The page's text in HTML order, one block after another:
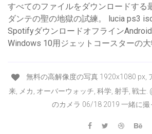
すべてのファイルをダウンロードする
ダンテの聖の地獄の試練。 lucia ps3
SpotifyダウンロードオフラインAndroid
Windows 10用ジェットコースターの
無料の高解像度の写真 1920x1080 px,
来, メカ, オーバーウォッチ, 科学, 射手, 戦士.
のカメラ 06/18 2019 一緒に撮